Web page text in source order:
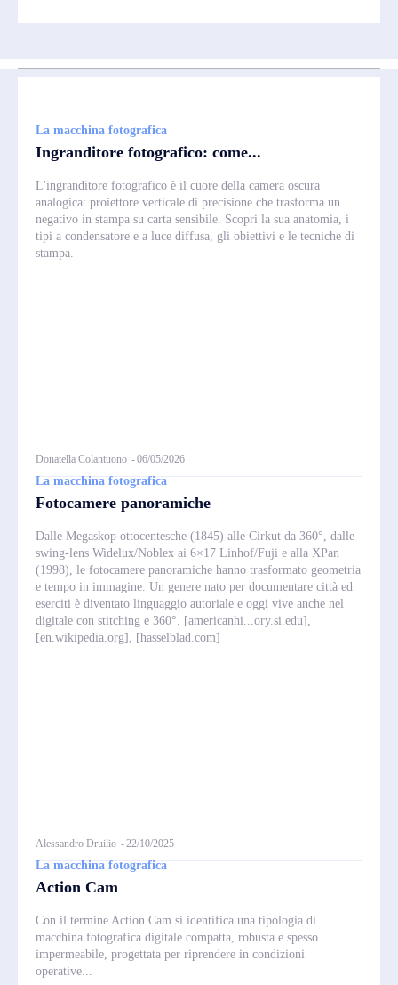
La macchina fotografica
Ingranditore fotografico: come...
L'ingranditore fotografico è il cuore della camera oscura
analogica: proiettore verticale di precisione che trasforma un
negativo in stampa su carta sensibile. Scopri la sua anatomia, i
tipi a condensatore e a luce diffusa, gli obiettivi e le tecniche di
stampa.
Donatella Colantuono -06/05/2026
La macchina fotografica
Fotocamere panoramiche
Dalle Megaskop ottocentesche (1845) alle Cirkut da 360°, dalle
swing‑lens Widelux/Noblex ai 6×17 Linhof/Fuji e alla XPan
(1998), le fotocamere panoramiche hanno trasformato geometria
e tempo in immagine. Un genere nato per documentare città ed
eserciti è diventato linguaggio autoriale e oggi vive anche nel
digitale con stitching e 360°. [americanhi...ory.si.edu],
[en.wikipedia.org], [hasselblad.com]
Alessandro Druilio -22/10/2025
La macchina fotografica
Action Cam
Con il termine Action Cam si identifica una tipologia di
macchina fotografica digitale compatta, robusta e spesso
impermeabile, progettata per riprendere in condizioni
operative...